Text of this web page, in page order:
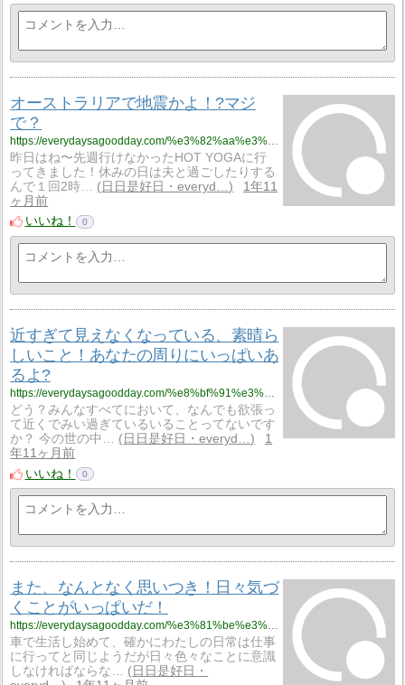
オーストラリアで地震かよ！?マジ
で？
https://everydaysagoodday.com/%e3%82%aa%e3%83%bc%e3%82%b9%e3%83%88%e3%83%a9%e3%83%aa%e3%82%a2%e3%81%a7%e5%9c%b0%e9%9c%87%e3%81%8b%e3%82%88%ef%bc%81%f0%9f%ab%a8%e3%83%9e%e3%82%b8%e3%81%a7%ef%bc%9f/
昨日はね〜先週行けなかったHOT YOGAに行
ってきました！休みの日は夫と過ごしたりする
んで１回2時…
日日是好日・everyd…
1年11
ヶ月前
いいね！
0
近すぎて見えなくなっている、素晴ら
しいこと！あなたの周りにいっぱいあ
るよ?
https://everydaysagoodday.com/%e8%bf%91%e3%81%99%e3%81%8e%e3%81%a6%e8%a6%8b%e3%81%88%e3%81%aa%e3%81%8f%e3%81%aa%e3%81%a3%e3%81%a6%e3%81%84%e3%82%8b%e3%80%81%e7%b4%a0%e6%99%b4%e3%82%89%e3%81%97%e3%81%84%e3%81%93%e3%81%a8%ef%bc%81/
どう？みんなすべてにおいて、なんでも欲張っ
て近くでみい過ぎているいることってないです
か？ 今の世の中…
日日是好日・everyd…
1
年11ヶ月前
いいね！
0
また、なんとなく思いつき！日々気づ
くことがいっぱいだ！
https://everydaysagoodday.com/%e3%81%be%e3%81%9f%e3%80%81%e3%81%aa%e3%82%93%e3%81%a8%e3%81%aa%e3%81%8f%e6%80%9d%e3%81%84%e3%81%a4%e3%81%8d%ef%bc%81%e6%97%a5%e3%80%85%e6%b0%97%e3%81%a5%e3%81%8f%e3%81%93%e3%81%a8%e3%81%8c%e3%81%84/
車で生活し始めて、確かにわたしの日常は仕事
に行ってと同じようだが日々色々なことに意識
しなければならな…
日日是好日・